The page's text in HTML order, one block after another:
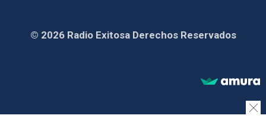
© 2026 Radio Exitosa Derechos Reservados